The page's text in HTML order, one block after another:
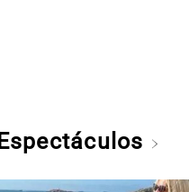
Espectáculos